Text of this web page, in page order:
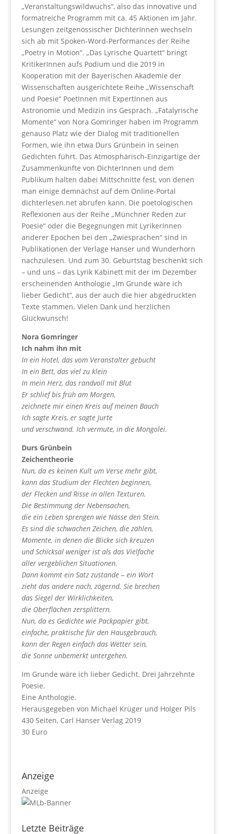
„Veranstaltungswildwuchs“, also das innovative und
formatreiche Programm mit ca. 45 Aktionen im Jahr.
Lesungen zeitgenössischer DichterInnen wechseln
sich ab mit Spoken-Word-Performances der Reihe
„Poetry in Motion“. „Das Lyrische Quartett“ bringt
KritikerInnen aufs Podium und die 2019 in
Kooperation mit der Bayerischen Akademie der
Wissenschaften ausgerichtete Reihe „Wissenschaft
und Poesie“ PoetInnen mit ExpertInnen aus
Astronomie und Medizin ins Gespräch. „Fatalyrische
Momente“ von Nora Gomringer haben im Programm
genauso Platz wie der Dialog mit traditionellen
Formen, wie ihn etwa Durs Grünbein in seinen
Gedichten führt. Das Atmosphärisch-Einzigartige der
Zusammenkünfte von DichterInnen und dem
Publikum halten dabei Mittschnitte fest, von denen
man einige demnächst auf dem Online-Portal
dichterlesen.net abrufen kann. Die poetologischen
Reflexionen aus der Reihe „Münchner Reden zur
Poesie“ oder die Begegnungen mit LyrikerInnen
anderer Epochen bei den „Zwiesprachen“ sind in
Publikationen der Verlage Hanser und Wunderhorn
nachzulesen. Und zum 30. Geburtstag beschenkt sich
– und uns – das Lyrik Kabinett mit der im Dezember
erscheinenden Anthologie „Im Grunde wäre ich
lieber Gedicht“, aus der auch die hier abgedruckten
Texte stammen. Vielen Dank und herzlichen
Glückwunsch!
Nora Gomringer
Ich nahm ihn mit
In ein Hotel, das vom Veranstalter gebucht
In ein Bett, das viel zu klein
In mein Herz, das randvoll mit Blut
Er schlief bis früh am Morgen,
zeichnete mir einen Kreis auf meinen Bauch
Ich sagte Kreis, er sagte Jurte
und verschwand. Ich vermute, in die Mongolei.
Durs Grünbein
Zeichentheorie
Nun, da es keinen Kult um Verse mehr gibt,
kann das Studium der Flechten beginnen,
der Flecken und Risse in allen Texturen.
Die Bestimmung der Nebensachen,
die ein Leben sprengen wie Nässe den Stein.
Es sind die schwachen Zeichen, die zählen,
Momente, in denen die Blicke sich kreuzen
und Schicksal weniger ist als das Vielfache
aller vergeblichen Situationen.
Dann kommt ein Satz zustande – ein Wort
zieht das andere nach, zögernd. Sie brechen
das Siegel der Wirklichkeiten,
die Oberflächen zersplittern.
Nun, da es Gedichte wie Packpapier gibt,
einfache, praktische für den Hausgebrauch,
kann der Regen einfach das Wetter sein,
die Sonne unbemerkt untergehen.
Im Grunde wäre ich lieber Gedicht. Drei Jahrzehnte
Poesie.
Eine Anthologie.
Herausgegeben von Michael Krüger und Holger Pils
430 Seiten, Carl Hanser Verlag 2019
30 Euro
Anzeige
Anzeige
Letzte Beiträge